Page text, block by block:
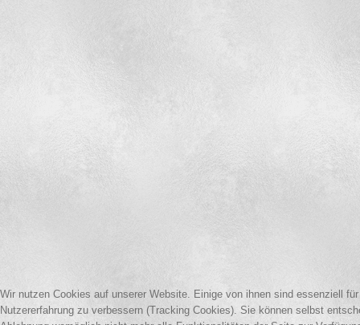
Wir nutzen Cookies auf unserer Website. Einige von ihnen sind essenziell
Nutzererfahrung zu verbessern (Tracking Cookies). Sie können selbst